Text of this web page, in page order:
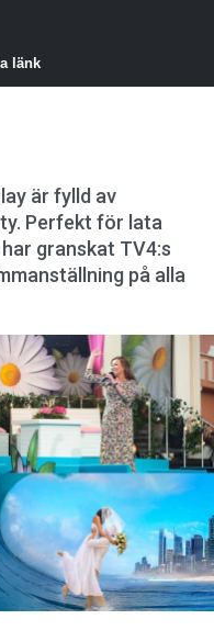
länk
är fylld av
Perfekt för lata
granskat TV4:s
på alla